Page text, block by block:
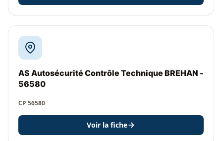
AS Autosécurité Contrôle Technique BREHAN -
56580
CP 56580
Voir la fiche